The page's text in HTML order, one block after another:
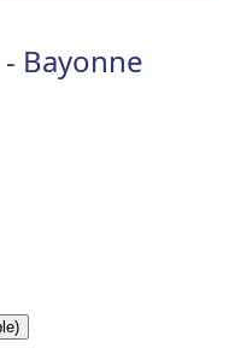
Bayonne